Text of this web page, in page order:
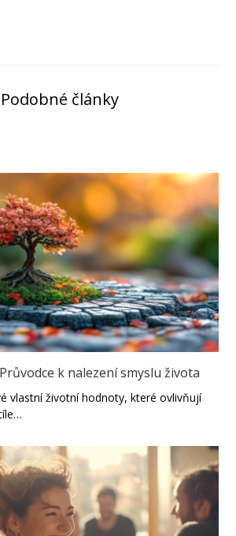
Podobné články
k nalezení smyslu života
vlastní životní hodnoty, které ovlivňují